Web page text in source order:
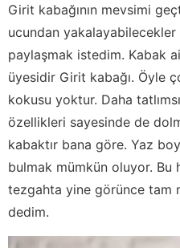
Girit kabağının mevsimi
ucundan
paylaşmak istedim. Kabak
üyesidir Girit kabağı. Öyle
kokusu yoktur. Daha
özellikleri sayesinde de
kabaktır bana göre. Yaz
bulmak mümkün oluyor.
tezgahta yine görünce tam
dedim.